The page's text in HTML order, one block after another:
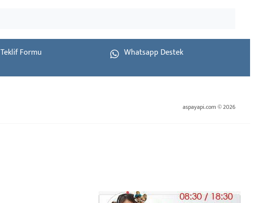
Teklif Formu Whatsapp Destek
aspayapi.com © 2026